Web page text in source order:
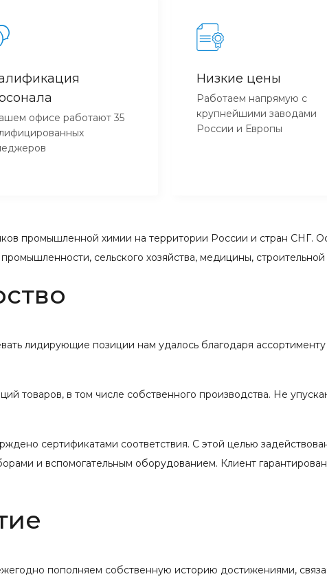
офисе работают 35
Низкие цены
Работаем напрямую с
крупнейшими заводами
России и Европы
промышленной химии на территории России и стран СНГ.
сельского хозяйства, медицины,
лидирующие позиции нам удалось благодаря
товаров, в том числе собственного производства. Не
сертификатами соответствия. С этой целью
и вспомогательным оборудованием. Клиент
пополняем собственную историю достижениями,